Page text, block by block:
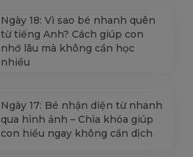
Ngày 18: Vì sao bé nhanh quên
từ tiếng Anh? Cách giúp con
nhớ lâu mà không cần học
nhiều
Ngày 17: Bé nhận diện từ nhanh
qua hình ảnh – Chìa khóa giúp
con hiểu ngay không cần dịch